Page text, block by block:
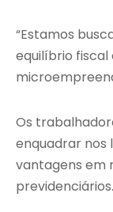
“Estamos
equilíbrio fiscal
Os
enquadrar nos
vantagens em
previdenciários.